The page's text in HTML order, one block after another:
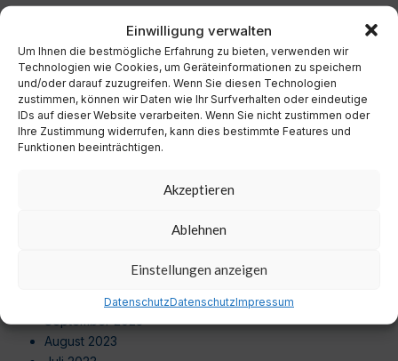
Einwilligung verwalten
Um Ihnen die bestmögliche Erfahrung zu bieten, verwenden wir
Technologien wie Cookies, um Geräteinformationen zu speichern
und/oder darauf zuzugreifen. Wenn Sie diesen Technologien
zustimmen, können wir Daten wie Ihr Surfverhalten oder eindeutige
IDs auf dieser Website verarbeiten. Wenn Sie nicht zustimmen oder
Ihre Zustimmung widerrufen, kann dies bestimmte Features und
Funktionen beeinträchtigen.
Akzeptieren
Ablehnen
Einstellungen anzeigen
DatenschutzDatenschutzImpressum
November 2024
Oktober 2024
September 2024
August 2024
Juli 2024
Juni 2024
November 2023
Oktober 2023
September 2023
August 2023